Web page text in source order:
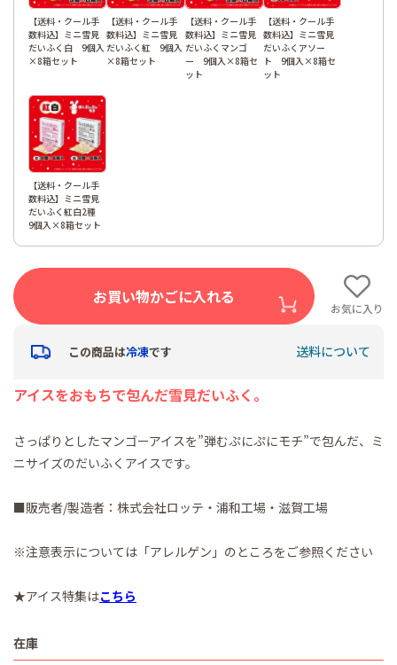
【送料・クール手
数料込】ミニ雪見
だいふく白 9個入
×8箱セット
【送料・クール手
数料込】ミニ雪見
だいふく紅 9個入
×8箱セット
【送料・クール手
数料込】ミニ雪見
だいふくマンゴ
ー 9個入×8箱セ
ット
【送料・クール手
数料込】ミニ雪見
だいふくアソー
ト 9個入×8箱セ
ット
【送料・クール手
数料込】ミニ雪見
だいふく紅白2種
9個入×8箱セット
お買い物かごに入れる
お気に入り
この商品は冷凍です 送料について
アイスをおもちで包んだ雪見だいふく。
さっぱりとしたマンゴーアイスを”弾むぷにぷにモチ”で包んだ、ミ
ニサイズのだいふくアイスです。
■販売者/製造者：株式会社ロッテ・浦和工場・滋賀工場
※注意表示については「アレルゲン」のところをご参照ください
★アイス特集はこちら
在庫